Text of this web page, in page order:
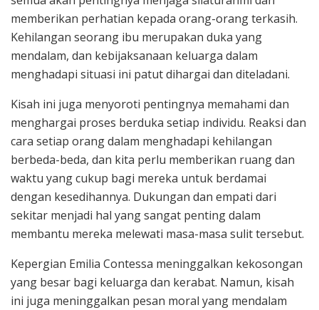
memberikan perhatian kepada orang-orang terkasih.
Kehilangan seorang ibu merupakan duka yang
mendalam, dan kebijaksanaan keluarga dalam
menghadapi situasi ini patut dihargai dan diteladani.
Kisah ini juga menyoroti pentingnya memahami dan
menghargai proses berduka setiap individu. Reaksi dan
cara setiap orang dalam menghadapi kehilangan
berbeda-beda, dan kita perlu memberikan ruang dan
waktu yang cukup bagi mereka untuk berdamai
dengan kesedihannya. Dukungan dan empati dari
sekitar menjadi hal yang sangat penting dalam
membantu mereka melewati masa-masa sulit tersebut.
Kepergian Emilia Contessa meninggalkan kekosongan
yang besar bagi keluarga dan kerabat. Namun, kisah
ini juga meninggalkan pesan moral yang mendalam